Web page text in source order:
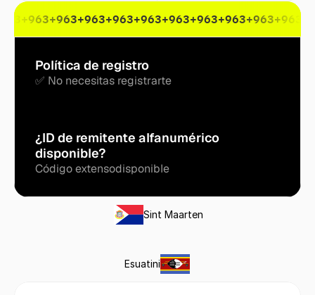
+963+963+963+963+963+963+963+963+963+963
Política de registro
✅ No necesitas registrarte
¿ID de remitente alfanumérico
disponible?
Código extensodisponible
Sint Maarten
Esuatini